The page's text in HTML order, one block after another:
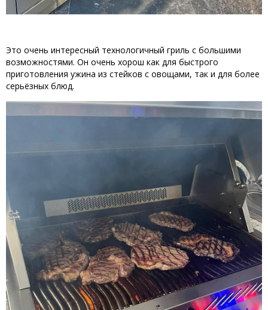
Это очень интересный технологичный гриль с большими
возможностями. Он очень хорош как для быстрого
приготовления ужина из стейков с овощами, так и для более
серьёзных блюд.